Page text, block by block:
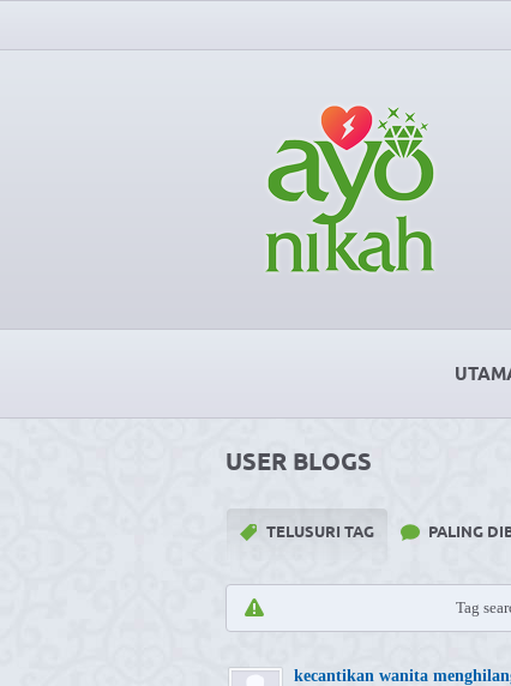
USER BLOGS
TELUSURI TAG PALING
Tag
kecantikan wanita